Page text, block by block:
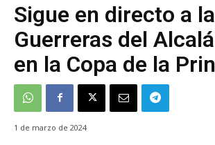
Sigue en directo a
Guerreras del
en la Copa de la
1 de marzo de 2024